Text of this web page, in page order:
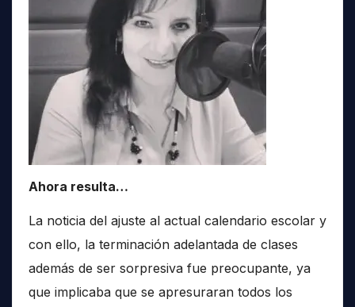
Ahora resulta…
La noticia del ajuste al actual calendario escolar y
con ello, la terminación adelantada de clases
además de ser sorpresiva fue preocupante, ya
que implicaba que se apresuraran todos los